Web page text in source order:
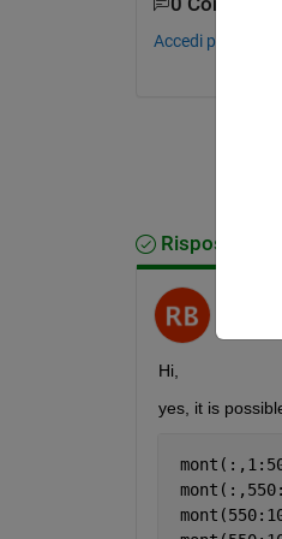
Accedi per
Risposta
Hi,
yes, it is